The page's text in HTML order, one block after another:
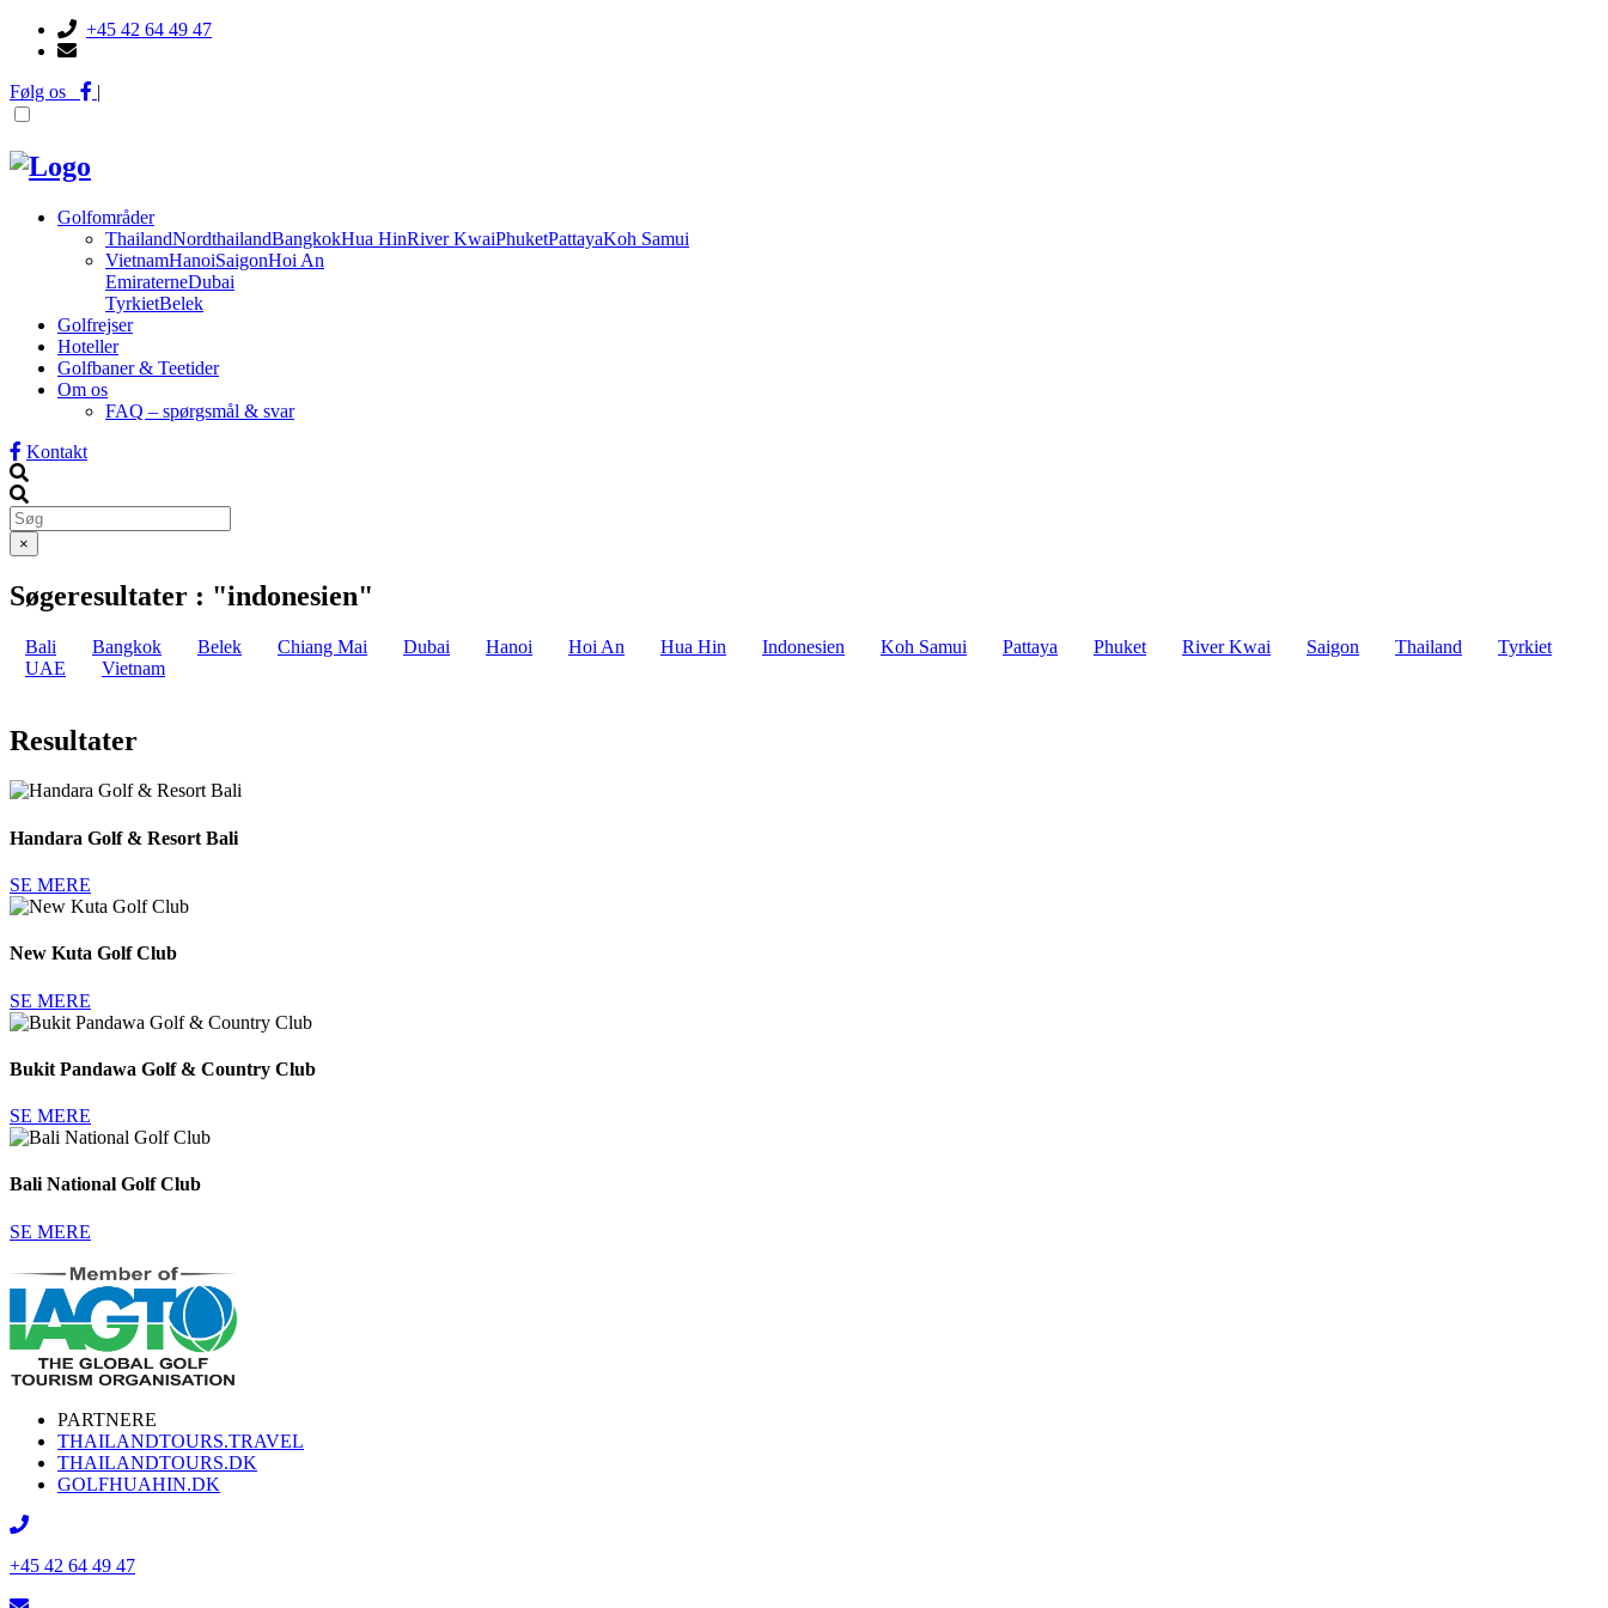
+45 42 64 49 47
Følg os |
Golfområder
ThailandNordthailandBangkokHua HinRiver KwaiPhuketPattayaKoh Samui
VietnamHanoiSaigonHoi An
EmiraterneDubai
TyrkietBelek
Golfrejser
Hoteller
Golfbaner & Teetider
Om os
FAQ – spørgsmål & svar
Kontakt
×
Søgeresultater : "indonesien"
Bali Bangkok Belek Chiang Mai Dubai Hanoi Hoi An Hua Hin Indonesien Koh Samui Pattaya Phuket River Kwai Saigon Thailand
Tyrkiet
UAE
Vietnam
Resultater
Handara Golf & Resort Bali
SE MERE
New Kuta Golf Club
SE MERE
Bukit Pandawa Golf & Country Club
SE MERE
Bali National Golf Club
SE MERE
PARTNERE
THAILANDTOURS.TRAVEL
THAILANDTOURS.DK
GOLFHUAHIN.DK
+45 42 64 49 47